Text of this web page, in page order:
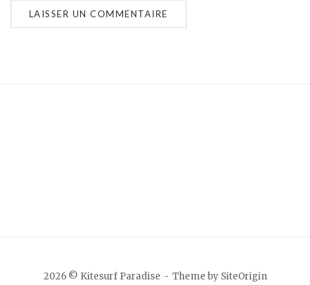
2026 © Kitesurf Paradise Theme by SiteOrigin